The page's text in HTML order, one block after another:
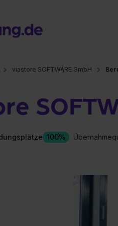
viastore SOFTWARE GmbH
100%